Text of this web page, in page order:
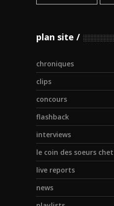
plan site
chroniques
clips
concours
flashback
interviews
le coin des soeurs
live reports
news